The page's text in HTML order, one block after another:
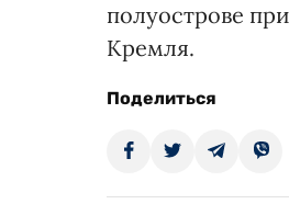
полуострове
Кремля.
Поделиться